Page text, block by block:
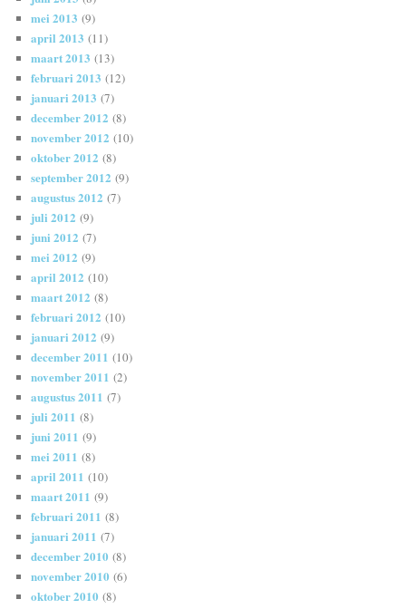
mei 2013 (9)
april 2013 (11)
maart 2013 (13)
februari 2013 (12)
januari 2013 (7)
december 2012 (8)
november 2012 (10)
oktober 2012 (8)
september 2012 (9)
augustus 2012 (7)
juli 2012 (9)
juni 2012 (7)
mei 2012 (9)
april 2012 (10)
maart 2012 (8)
februari 2012 (10)
januari 2012 (9)
december 2011 (10)
november 2011 (2)
augustus 2011 (7)
juli 2011 (8)
juni 2011 (9)
mei 2011 (8)
april 2011 (10)
maart 2011 (9)
februari 2011 (8)
januari 2011 (7)
december 2010 (8)
november 2010 (6)
oktober 2010 (8)